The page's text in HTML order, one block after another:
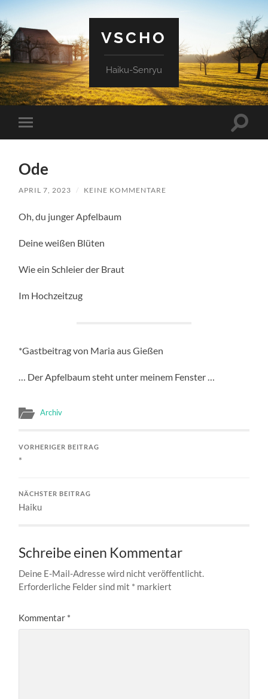
VSCHO
Haiku-Senryu
Mobile-
Menü
Ode
APRIL 7, 2023 / KEINE KOMMENTARE
Oh, du junger Apfelbaum
Deine weißen Blüten
Wie ein Schleier der Braut
Im Hochzeitzug
*Gastbeitrag von Maria aus Gießen
… Der Apfelbaum steht unter meinem Fenster …
Archiv
VORHERIGER BEITRAG
*
NÄCHSTER BEITRAG
Haiku
Schreibe einen Kommentar
Deine E-Mail-Adresse wird nicht veröffentlicht.
Erforderliche Felder sind mit * markiert
Kommentar *